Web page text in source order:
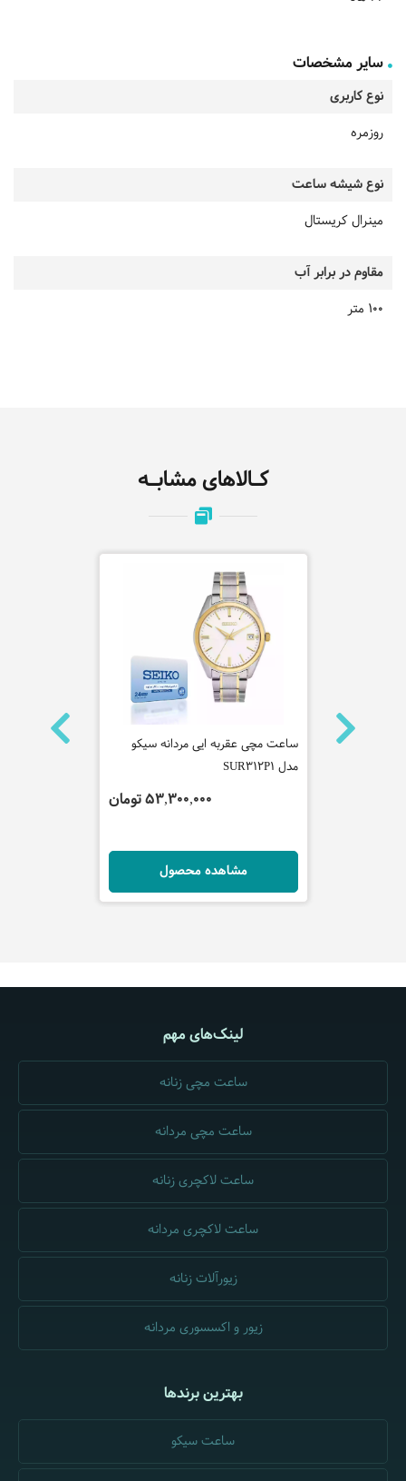
سایر مشخصات
نوع کاربری
روزمره
نوع شیشه ساعت
مینرال کریستال
مقاوم در برابر آب
100 متر
کـالاهای مشابـه
ساعت مچی
ساعت مچی عقربه ایی مردانه سیکو
مدل SUR312P1
53,300,000 تومان
مشاهده محصول
لینک‌های مهم
ساعت مچی زنانه
ساعت مچی مردانه
ساعت لاکچری زنانه
ساعت لاکچری مردانه
زیورآلات زنانه
زیور و اکسسوری مردانه
بهترین برندها
ساعت سیکو